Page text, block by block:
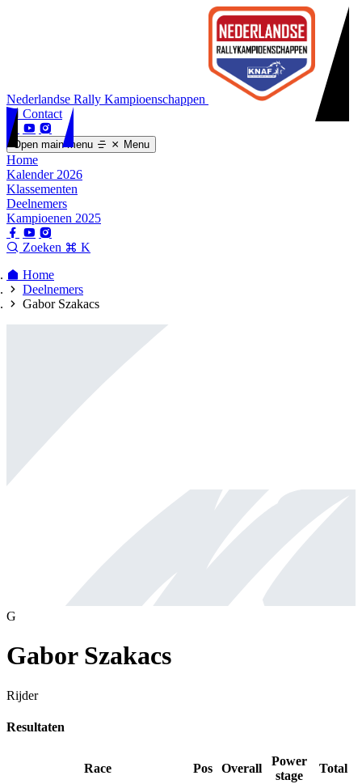
Nederlandse Rally Kampioenschappen
Contact
Open main menu Menu
Home
Kalender 2026
Klassementen
Deelnemers
Kampioenen 2025
Zoeken
K
Home
Deelnemers
Gabor Szakacs
G
Gabor Szakacs
Rijder
Resultaten
Race Pos Overall
Power
stage
Total